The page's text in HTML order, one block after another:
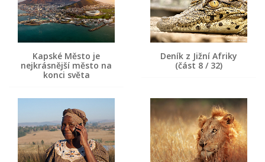
Kapské Město je
nejkrásnější město na
konci světa
Deník z Jižní Afriky
(část 8 / 32)